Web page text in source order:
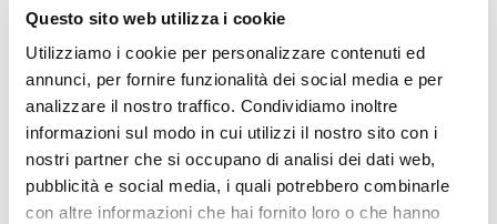
Questo sito web utilizza i cookie
Utilizziamo i cookie per personalizzare contenuti ed
annunci, per fornire funzionalità dei social media e per
analizzare il nostro traffico. Condividiamo inoltre
informazioni sul modo in cui utilizzi il nostro sito con i
nostri partner che si occupano di analisi dei dati web,
pubblicità e social media, i quali potrebbero combinarle
con altre informazioni che hai fornito loro o che hanno
combinate per ridurre i tempi del processo di reazione.
Programmabile con timer digitale (da 1 minuto a 96 ore).
Il display LCD a 2 linee indica i valori impostati e quelli
Coperchio riscaldato fornito di serie. Fornisce una
condensazione ridotta, il che significa un'eccellente stabilità
Scelta di 4 blocchi intercambiabili per specifiche piastre
Deep well. Da ordinare separatamente.
Documentazione tecnica
TDS / Scheda tecnica
Registrati per i download
COA
Registrati per i download
SDS / Scheda di
Sicurezza
Registrati per i download